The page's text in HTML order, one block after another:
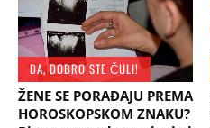
DA, DOBRO STE ČULI!
ŽENE SE PORAĐAJU PREMA
HOROSKOPSKOM ZNAKU?